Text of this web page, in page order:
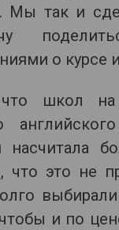
Мы так и
о курсе
что школ
насчитала
что это не
и по